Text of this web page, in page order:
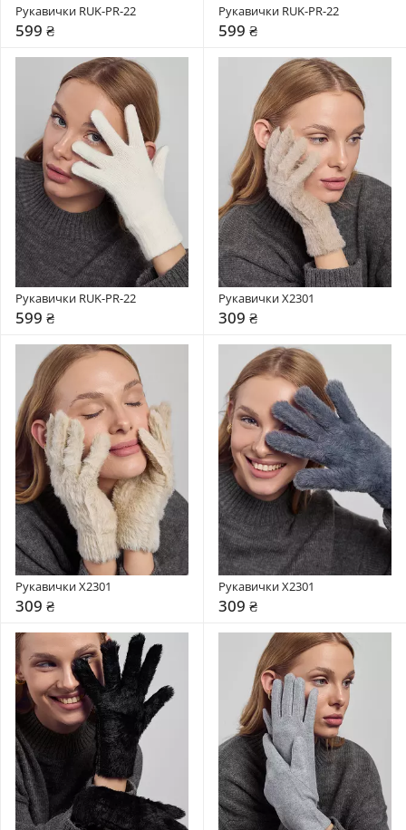
Рукавички RUK-PR-22
599 ₴
Рукавички RUK-PR-22
599 ₴
Рукавички RUK-PR-22
599 ₴
Рукавички X2301
309 ₴
Рукавички X2301
309 ₴
Рукавички X2301
309 ₴